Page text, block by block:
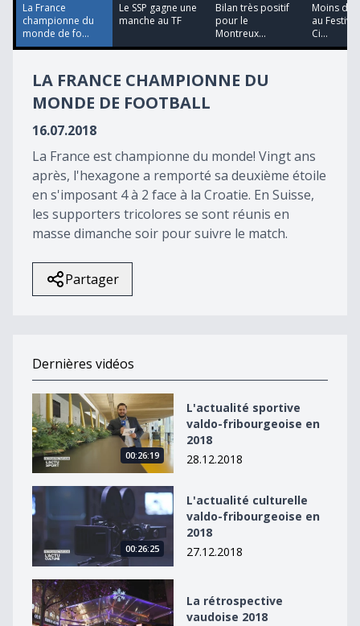
49
seconds
La France
championne du
monde de fo...
Le SSP gagne une
manche au TF
Bilan très positif
pour le
Montreux...
Moins de
au
Ci...
LA FRANCE CHAMPIONNE DU
MONDE DE FOOTBALL
16.07.2018
La France est championne du monde! Vingt ans
après, l'hexagone a remporté sa deuxième étoile
en s'imposant 4 à 2 face à la Croatie. En Suisse,
les supporters tricolores se sont réunis en
masse dimanche soir pour suivre le match.
Partager
Dernières vidéos
L&#039;actualité sportive valdo-fribourgeoise en 2018
00:26:19
L'actualité sportive
valdo-fribourgeoise en
2018
28.12.2018
L&#039;actualité culturelle valdo-fribourgeoise en
00:26:25
L'actualité culturelle
valdo-fribourgeoise en
2018
27.12.2018
La rétrospective vaudoise 2018
La rétrospective
vaudoise 2018